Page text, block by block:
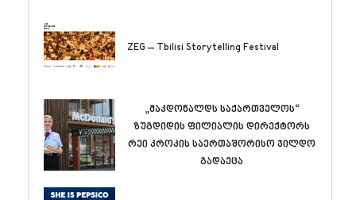
ZEG – Tbilisi Storytelling Festival
„მაკდონალდს საქართველოს“
ზუგდიდის ფილიალის დირექტორს
რეი კროკის საერთაშორისო ჯილდო
გადაეცა